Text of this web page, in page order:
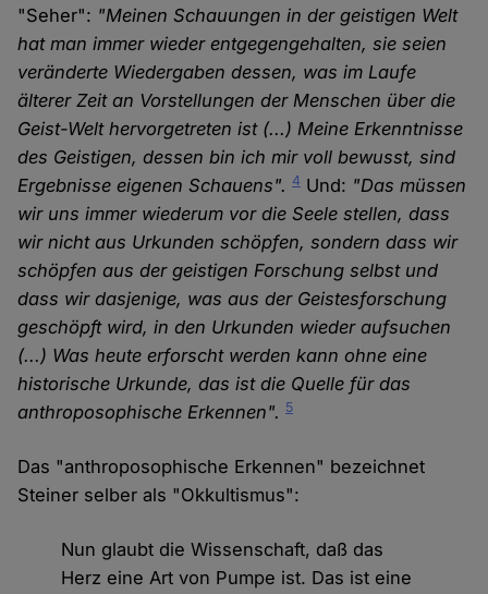
"Seher": "Meinen Schauungen in der geistigen Welt
hat man immer wieder entgegengehalten, sie seien
veränderte Wiedergaben dessen, was im Laufe
älterer Zeit an Vorstellungen der Menschen über die
Geist-Welt hervorgetreten ist (...) Meine Erkenntnisse
des Geistigen, dessen bin ich mir voll bewusst, sind
Ergebnisse eigenen Schauens". 4 Und: "Das müssen
wir uns immer wiederum vor die Seele stellen, dass
wir nicht aus Urkunden schöpfen, sondern dass wir
schöpfen aus der geistigen Forschung selbst und
dass wir dasjenige, was aus der Geistesforschung
geschöpft wird, in den Urkunden wieder aufsuchen
(...) Was heute erforscht werden kann ohne eine
historische Urkunde, das ist die Quelle für das
anthroposophische Erkennen". 5
Das "anthroposophische Erkennen" bezeichnet
Steiner selber als "Okkultismus":
Nun glaubt die Wissenschaft, daß das
Herz eine Art von Pumpe ist. Das ist eine